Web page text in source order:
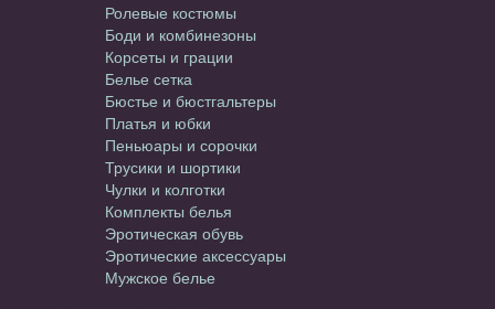
Ролевые костюмы
Боди и комбинезоны
Корсеты и грации
Белье сетка
Бюстье и бюстгальтеры
Платья и юбки
Пеньюары и сорочки
Трусики и шортики
Чулки и колготки
Комплекты белья
Эротическая обувь
Эротические аксессуары
Мужское белье